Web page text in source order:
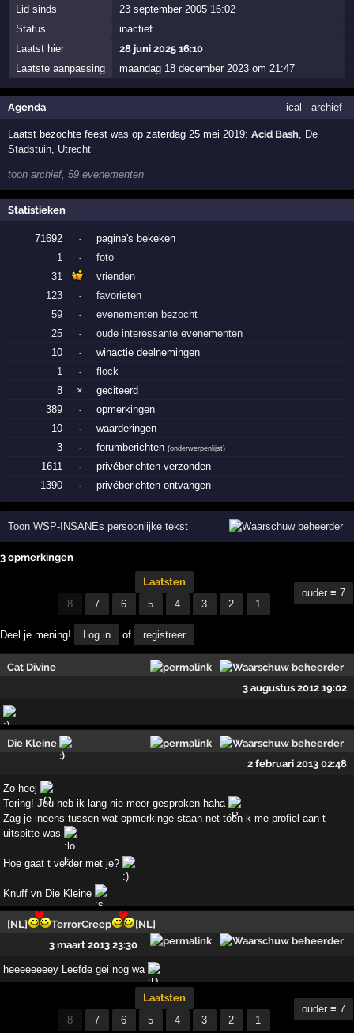
Lid sinds
23 september 2005 16:02
Status
inactief
Laatst hier
28 juni 2025 16:10
Laatste aanpassing
maandag 18 december 2023 om 21:47
Agenda ical · archief
Laatst bezochte feest was op zaterdag 25 mei 2019:Acid Bash, De
Stadstuin, Utrecht
toon archief, 59 evenementen
Statistieken
71692 ·
pagina's bekeken
1
·
foto
31
vrienden
123
·
favorieten
59
·
evenementen bezocht
25
·
oude interessante evenementen
10
·
winactie deelnemingen
1
·
flock
8
×
geciteerd
389
·
opmerkingen
10
·
waarderingen
3
· forumberichten(onderwerpenlijst)
1611 ·
privéberichten verzonden
1390
· privéberichten ontvangen
Toon WSP-INSANEs persoonlijke tekst
3 opmerkingen
Laatsten
8
7 6 5 4 3 2 1
ouder ≡ 7
Deel je mening! Log in of registreer
Cat Divine
3 augustus 2012 19:02
Die Kleine
2 februari 2013 02:48
Zo heej
Tering! Jou heb ik lang nie meer gesproken haha
Zag je ineens tussen wat opmerkinge staan net toen k me profiel aan t
uitspitte was
Hoe gaat t verder met je?
Knuff vn Die Kleine
[NL] TerrorCreep
[NL]
3 maart 2013 23:30
heeeeeeeey Leefde gei nog wa
Laatsten
8
7 6 5 4 3 2 1
ouder ≡ 7